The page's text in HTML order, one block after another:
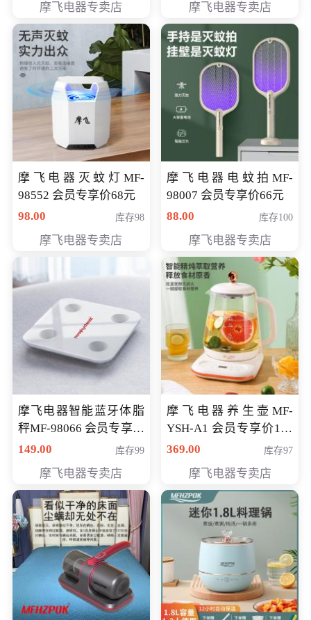
摩飞电器专卖店 摩飞电器专卖店
摩飞电器灭蚊灯MF-
98552 会员专享价68元
98.00
库存98
摩飞电器专卖店
摩飞电器电蚊拍MF-
98007 会员专享价66元
88.00
库存100
摩飞电器专卖店
摩飞电器智能蓝牙体脂
秤MF-98066 会员专享价
98元
149.00 库存99
摩飞电器专卖店
摩飞电器养生壶MF-
YSH-A1 会员专享价198
元
369.00 库存97
摩飞电器专卖店